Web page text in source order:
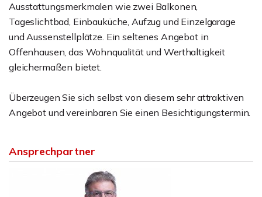
Ausstattungsmerkmalen wie zwei Balkonen,
Tageslichtbad, Einbauküche, Aufzug und Einzelgarage
und Aussenstellplätze. Ein seltenes Angebot in
Offenhausen, das Wohnqualität und Werthaltigkeit
gleichermaßen bietet.
Überzeugen Sie sich selbst von diesem sehr attraktiven
Angebot und vereinbaren Sie einen Besichtigungstermin.
Ansprechpartner